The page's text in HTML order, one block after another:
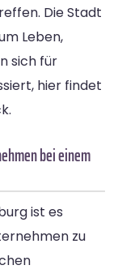
Die Stadt
Leben,
sich für
hier findet
bei einem
ist es
zu